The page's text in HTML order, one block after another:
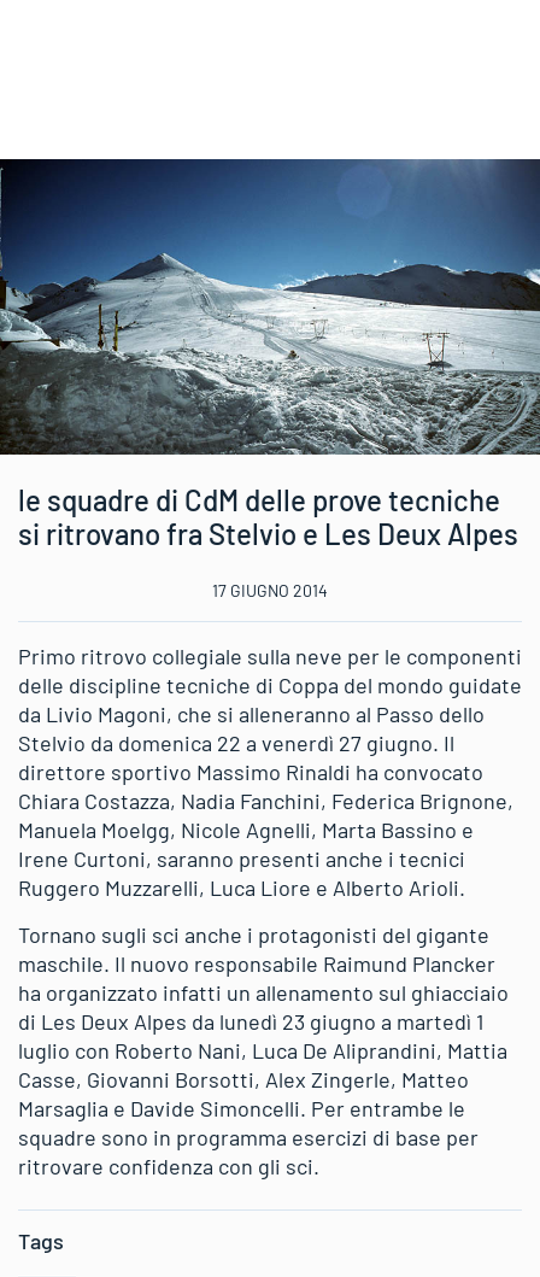
le squadre di CdM delle prove tecniche
si ritrovano fra Stelvio e Les Deux Alpes
17 GIUGNO 2014
Primo ritrovo collegiale sulla neve per le componenti
delle discipline tecniche di Coppa del mondo guidate
da Livio Magoni, che si alleneranno al Passo dello
Stelvio da domenica 22 a venerdì 27 giugno. Il
direttore sportivo Massimo Rinaldi ha convocato
Chiara Costazza, Nadia Fanchini, Federica Brignone,
Manuela Moelgg, Nicole Agnelli, Marta Bassino e
Irene Curtoni, saranno presenti anche i tecnici
Ruggero Muzzarelli, Luca Liore e Alberto Arioli.
Tornano sugli sci anche i protagonisti del gigante
maschile. Il nuovo responsabile Raimund Plancker
ha organizzato infatti un allenamento sul ghiacciaio
di Les Deux Alpes da lunedì 23 giugno a martedì 1
luglio con Roberto Nani, Luca De Aliprandini, Mattia
Casse, Giovanni Borsotti, Alex Zingerle, Matteo
Marsaglia e Davide Simoncelli. Per entrambe le
squadre sono in programma esercizi di base per
ritrovare confidenza con gli sci.
Tags